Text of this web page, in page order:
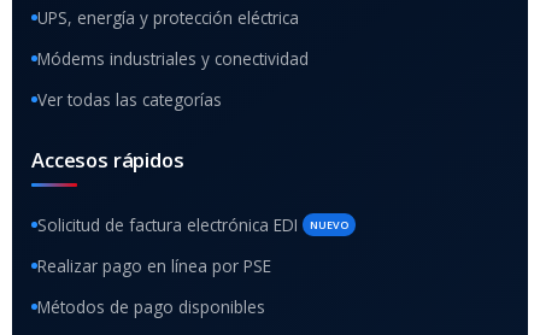
UPS, energía y protección eléctrica
Módems industriales y conectividad
Ver todas las categorías
Accesos rápidos
Solicitud de factura electrónica EDI NUEVO
Realizar pago en línea por PSE
Métodos de pago disponibles